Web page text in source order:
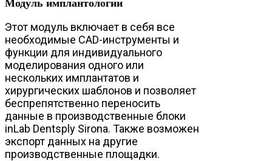
Модуль имплантологии
Этот модуль включает в себя все
необходимые CAD-инструменты и
функции для индивидуального
моделирования одного или
нескольких имплантатов и
хирургических шаблонов и позволяет
беспрепятственно переносить
данные в производственные блоки
inLab Dentsply Sirona. Также возможен
экспорт данных на другие
производственные площадки.